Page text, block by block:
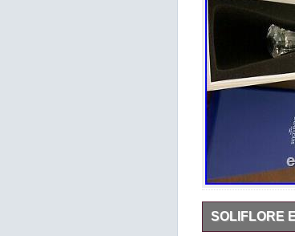
SOLIFLORE